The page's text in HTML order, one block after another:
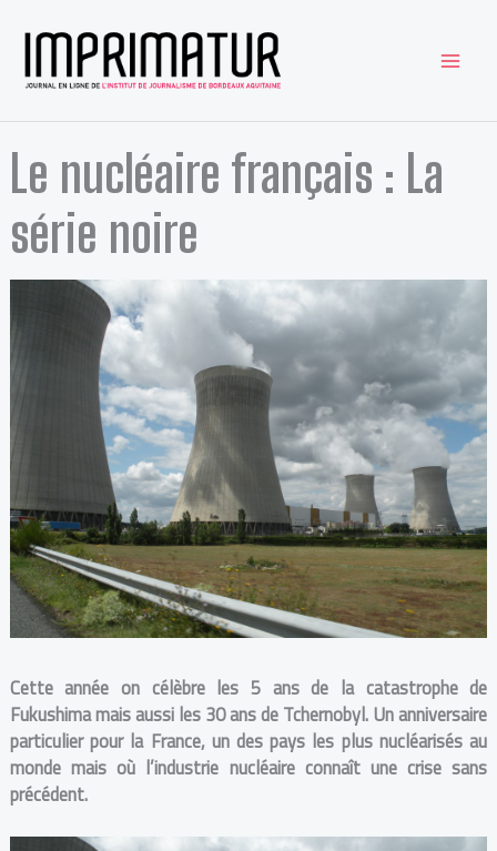
Le nucléaire français : La
série noire
Cette année on célèbre les 5 ans de la catastrophe de
Fukushima mais aussi les 30 ans de Tchernobyl.Un anniversaire
particulier pour la France, un des pays les plus nucléarisés au
monde mais où l’industrie nucléaire connaît une crise sans
précédent.